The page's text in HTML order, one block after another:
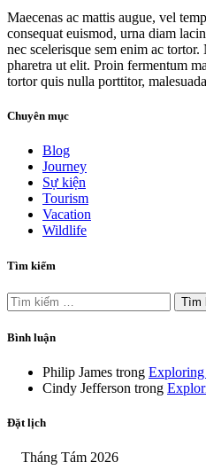
Maecenas ac mattis augue, vel
consequat euismod, urna diam
nec scelerisque sem enim ac
pharetra ut elit. Proin fermentum
tortor quis nulla porttitor,
Chuyên mục
Blog
Journey
Sự kiện
Tourism
Vacation
Wildlife
Tìm kiếm
Tìm
kiếm
cho:
Bình luận
Philip James trong
Cindy Jefferson trong
Đặt lịch
Tháng Tám 2026